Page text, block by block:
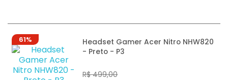
61%
Headset Gamer Acer Nitro NHW820
- Preto - P3
R$ 499,00